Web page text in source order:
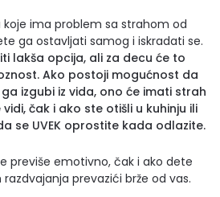
ima problem sa strahom od
ga ostavljati samog i iskradati se.
lakša opcija, ali za decu će to
Ako postoji mogućnost da
izgubi iz vida, ono će imati strah
čak i ako ste otišli u kuhinju ili
se UVEK oprostite kada odlazite.
previše emotivno, čak i ako dete
prevazići brže od vas.